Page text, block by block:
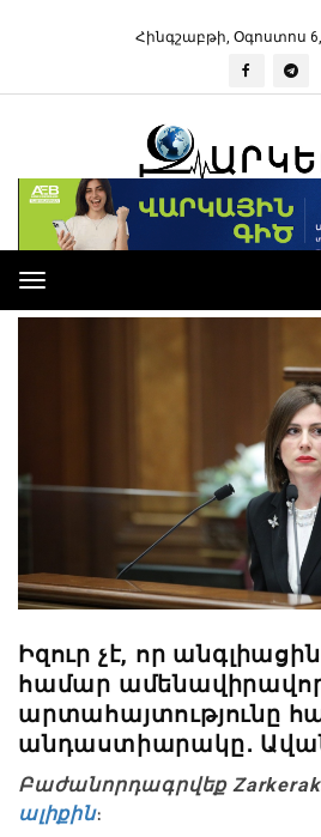
Հինգշաբթի, Օգոստոս 6,
Toggle
navigation
Իզուր չէ, որ
համար
արտահայտությունը
անդաստիարակը․
Բաժանորդագրվեք
ալիքին։